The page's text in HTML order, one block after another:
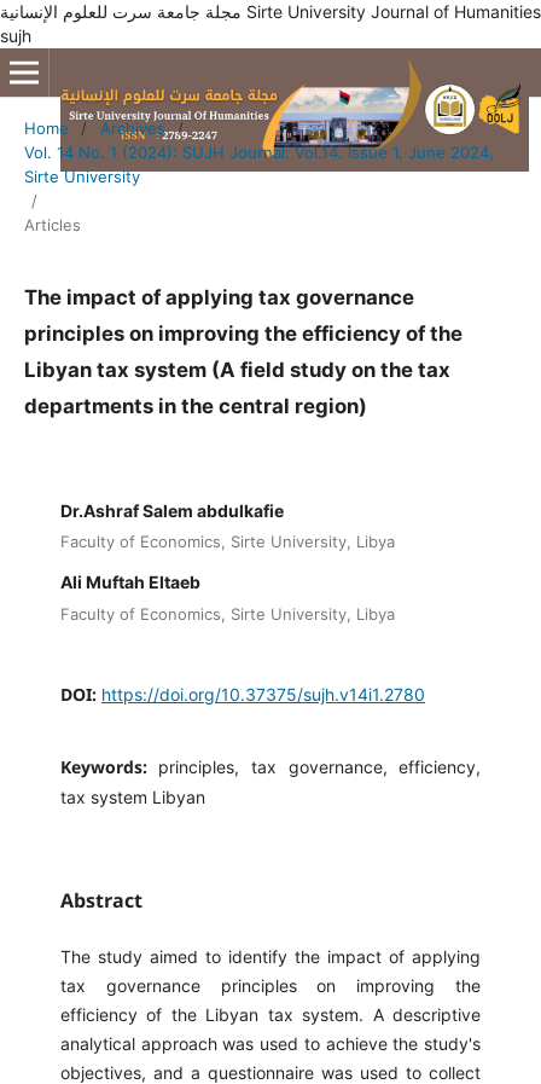
مجلة جامعة سرت للعلوم الإنسانية Sirte University Journal of Humanities
sujh
Home / Archives
/
Vol. 14 No. 1 (2024): SUJH Journal: Vol.14. Issue 1. June 2024,
Sirte University
/
Articles
The impact of applying tax governance
principles on improving the efficiency of the
Libyan tax system (A field study on the tax
departments in the central region)
Dr.Ashraf Salem abdulkafie
Faculty of Economics, Sirte University, Libya
Ali Muftah Eltaeb
Faculty of Economics, Sirte University, Libya
DOI: https://doi.org/10.37375/sujh.v14i1.2780
Keywords: principles, tax governance, efficiency,
tax system Libyan
Abstract
The study aimed to identify the impact of applying
tax governance principles on improving the
efficiency of the Libyan tax system. A descriptive
analytical approach was used to achieve the study's
objectives, and a questionnaire was used to collect